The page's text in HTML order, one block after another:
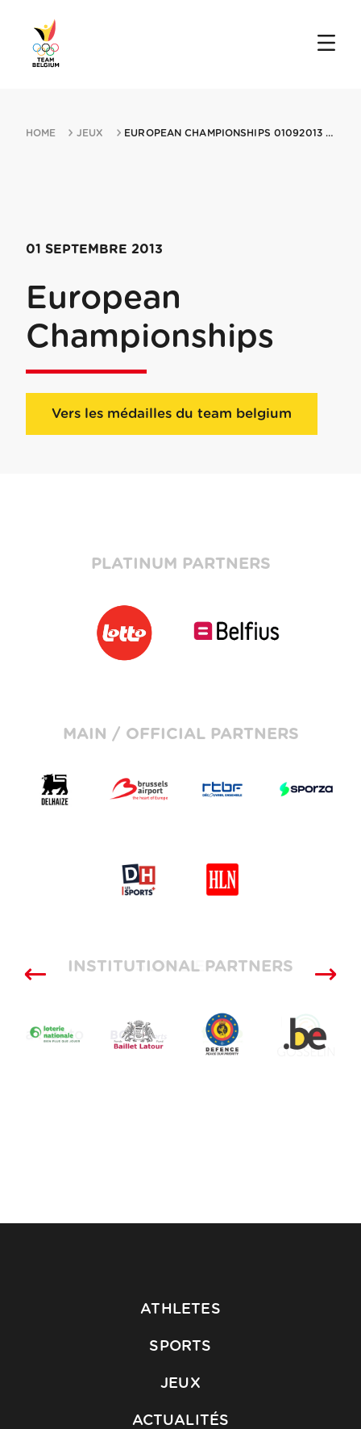
HOME JEUX EUROPEAN CHAMPIONSHIPS 01092013 MALMO
01 SEPTEMBRE 2013
European
Championships
Vers les médailles du team belgium
PLATINUM PARTNERS
MAIN / OFFICIAL PARTNERS
SUPPLIERS
INSTITUTIONAL PARTNERS
ATHLETES
SPORTS
JEUX
ACTUALITÉS